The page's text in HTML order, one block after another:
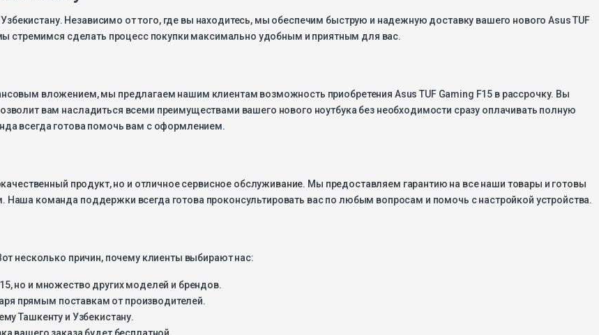
Независимо от того, где вы находитесь, мы обеспечим быструю и надежную доставку вашего нового Asus TUF
стремимся сделать процесс покупки максимально удобным и приятным для вас.
вложением, мы предлагаем нашим клиентам возможность приобретения Asus TUF Gaming F15 в рассрочку. Вы
вам насладиться всеми преимуществами вашего нового ноутбука без необходимости сразу оплачивать полную
всегда готова помочь вам с оформлением.
продукт, но и отличное сервисное обслуживание. Мы предоставляем гарантию на все наши товары и готовы
команда поддержки всегда готова проконсультировать вас по любым вопросам и помочь с настройкой устройства.
несколько причин, почему клиенты выбирают нас:
но и множество других моделей и брендов.
прямым поставкам от производителей.
Ташкенту и Узбекистану.
вашего заказа будет бесплатной.